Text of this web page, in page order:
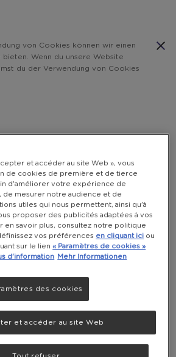
von Cookies können wir einen
bieten. Wenn du unsere Website
du der Verwendung von Cookies
et accéder au site Web », vous
de cookies de première et de tierce
d'améliorer votre expérience de
de mesurer notre audience et de
utiles qui nous permettent, ainsi qu'à
proposer des publicités adaptées à vos
en savoir plus, consultez notre politique
vos préférences en cliquant ici ou
sur le lien« Paramètres de cookies »
d'information Mehr Informationen
des cookies
et accéder au site Web